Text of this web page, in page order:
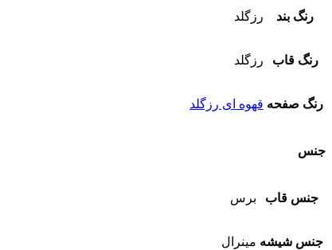
رنگ بند رزگلد
رنگ قاب رزگلد
رنگ صفحه قهوه ای رزگلد
جنس
جنس قاب برس
جنس شیشه مینرال